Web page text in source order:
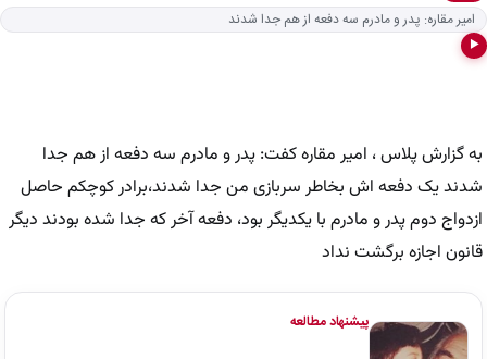
امیر مقاره: پدر و مادرم سه دفعه از هم جدا شدند
▶
به گزارش پلاس ، امیر مقاره کفت: پدر و مادرم سه دفعه از هم جدا
شدند یک دفعه اش بخاطر سربازی من جدا شدند،برادر کوچکم حاصل
ازدواج دوم پدر و مادرم با یکدیگر بود، دفعه آخر که جدا شده بودند دیگر
قانون اجازه برگشت نداد
پیشنهاد مطالعه